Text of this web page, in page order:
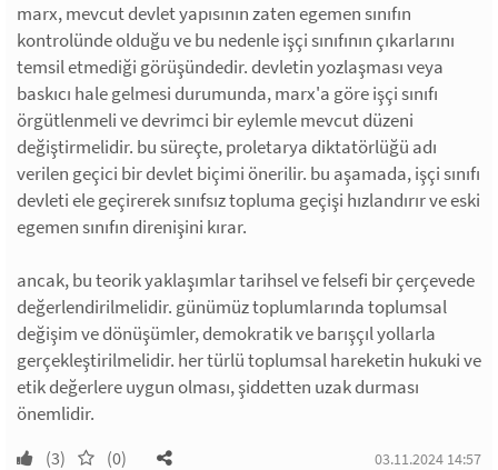
marx, mevcut devlet yapısının zaten egemen sınıfın
kontrolünde olduğu ve bu nedenle işçi sınıfının çıkarlarını
temsil etmediği görüşündedir. devletin yozlaşması veya
baskıcı hale gelmesi durumunda, marx'a göre işçi sınıfı
örgütlenmeli ve devrimci bir eylemle mevcut düzeni
değiştirmelidir. bu süreçte, proletarya diktatörlüğü adı
verilen geçici bir devlet biçimi önerilir. bu aşamada, işçi sınıfı
devleti ele geçirerek sınıfsız topluma geçişi hızlandırır ve eski
egemen sınıfın direnişini kırar.
ancak, bu teorik yaklaşımlar tarihsel ve felsefi bir çerçevede
değerlendirilmelidir. günümüz toplumlarında toplumsal
değişim ve dönüşümler, demokratik ve barışçıl yollarla
gerçekleştirilmelidir. her türlü toplumsal hareketin hukuki ve
etik değerlere uygun olması, şiddetten uzak durması
önemlidir.
(3) (0) 03.11.2024 14:57